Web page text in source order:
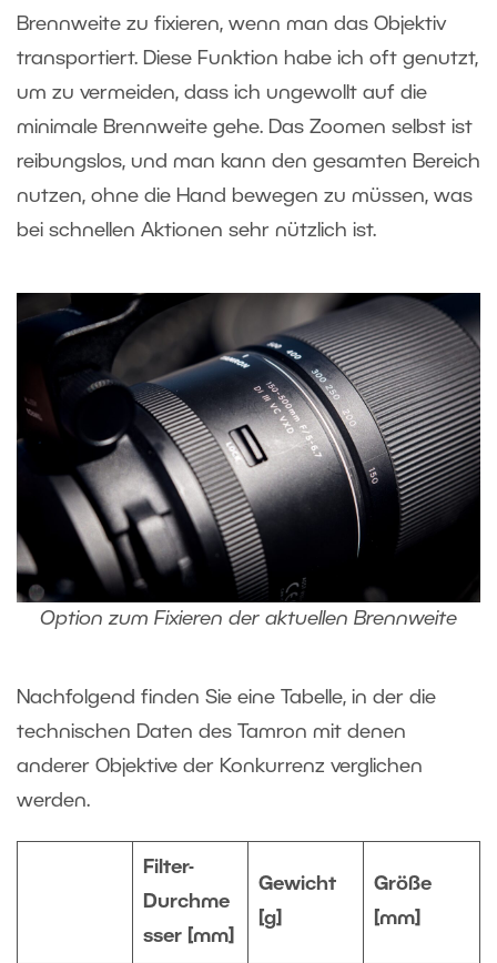
Brennweite zu fixieren, wenn man das Objektiv
transportiert. Diese Funktion habe ich oft genutzt,
um zu vermeiden, dass ich ungewollt auf die
minimale Brennweite gehe. Das Zoomen selbst ist
reibungslos, und man kann den gesamten Bereich
nutzen, ohne die Hand bewegen zu müssen, was
bei schnellen Aktionen sehr nützlich ist.
Option zum Fixieren der aktuellen Brennweite
Nachfolgend finden Sie eine Tabelle, in der die
technischen Daten des Tamron mit denen
anderer Objektive der Konkurrenz verglichen
werden.
Filter-
Durchme
sser [mm]
Gewicht
[g]
Größe
[mm]